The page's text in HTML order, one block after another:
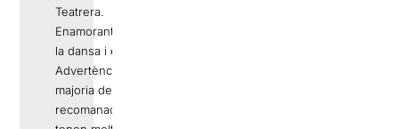
Teatrera.
Enamorant-me de
la dansa i el circ.
Advertència: Si la
majoria de
recomanacions